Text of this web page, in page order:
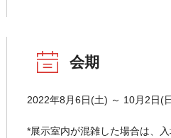
会期
2022年8月6日(土) ～ 10月2日(
*展示室内が混雑した場合は、